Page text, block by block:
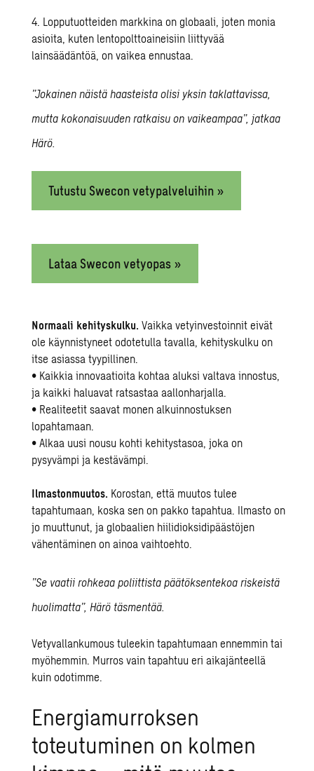
4. Lopputuotteiden markkina on globaali, joten monia
asioita, kuten lentopolttoaineisiin liittyvää
lainsäädäntöä, on vaikea ennustaa.
”Jokainen näistä haasteista olisi yksin taklattavissa,
mutta kokonaisuuden ratkaisu on vaikeampaa”, jatkaa
Härö.
Tutustu Swecon vetypalveluihin »
Lataa Swecon vetyopas »
Normaali kehityskulku. Vaikka vetyinvestoinnit eivät
ole käynnistyneet odotetulla tavalla, kehityskulku on
itse asiassa tyypillinen.
• Kaikkia innovaatioita kohtaa aluksi valtava innostus,
ja kaikki haluavat ratsastaa aallonharjalla.
• Realiteetit saavat monen alkuinnostuksen
lopahtamaan.
• Alkaa uusi nousu kohti kehitystasoa, joka on
pysyvämpi ja kestävämpi.
Ilmastonmuutos. Korostan, että muutos tulee
tapahtumaan, koska sen on pakko tapahtua. Ilmasto on
jo muuttunut, ja globaalien hiilidioksidipäästöjen
vähentäminen on ainoa vaihtoehto.
”Se vaatii rohkeaa poliittista päätöksentekoa riskeistä
huolimatta”, Härö täsmentää.
Vetyvallankumous tuleekin tapahtumaan ennemmin tai
myöhemmin. Murros vain tapahtuu eri aikajänteellä
kuin odotimme.
Energiamurroksen
toteutuminen on kolmen